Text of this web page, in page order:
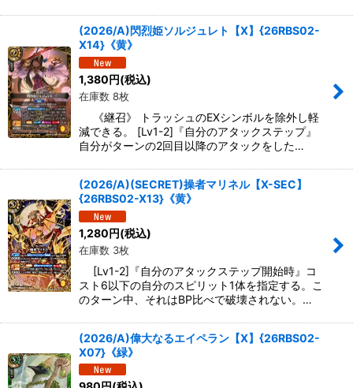
(2026/A)閃烈姫ソルジュレト【X】{26RBS02-
X14}《黄》
1,380円(税込)
在庫数 8枚
《継召》 トラッシュのEXシンボルを除外し軽
減できる。 [Lv1-2]『自分のアタックステップ』
自分がターンの2回目以降のアタックをした…
(2026/A)(SECRET)操者マリネル【X-SEC】
{26RBS02-X13}《黄》
1,280円(税込)
在庫数 3枚
[Lv1-2]『自分のアタックステップ開始時』コ
スト6以下の自分のスピリット1体を指定する。こ
のターン中、それはBP比べで破壊されない。…
(2026/A)偉大なるエイペラン【X】{26RBS02-
X07}《緑》